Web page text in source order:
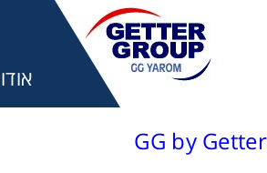
GG by Getter